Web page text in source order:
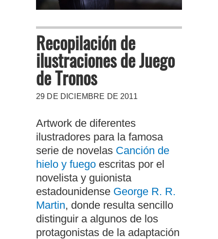
Recopilación de
ilustraciones de Juego
de Tronos
29 DE DICIEMBRE DE 2011
Artwork de diferentes
ilustradores para la famosa
serie de novelas Canción de
hielo y fuego escritas por el
novelista y guionista
estadounidense George R. R.
Martin, donde resulta sencillo
distinguir a algunos de los
protagonistas de la adaptación